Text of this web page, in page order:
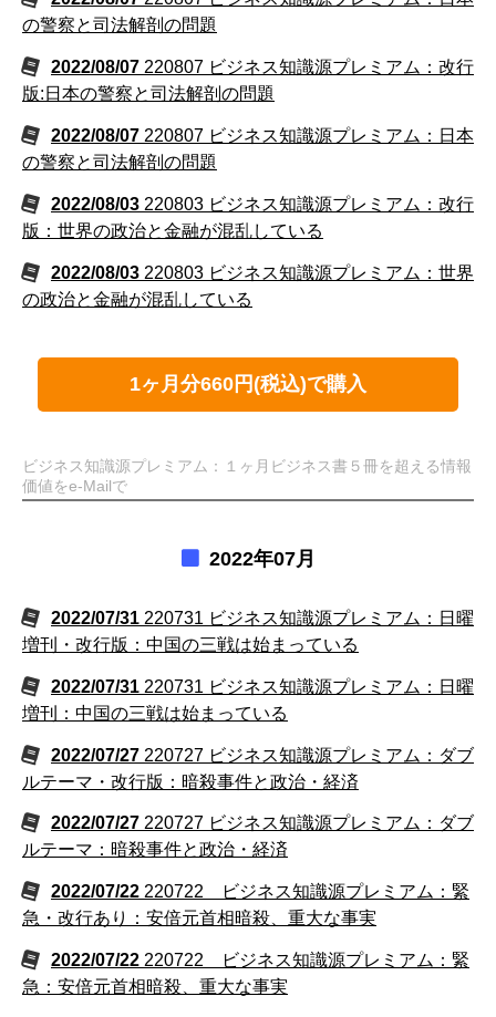
の警察と司法解剖の問題
2022/08/07 220807 ビジネス知識源プレミアム：改行
版:日本の警察と司法解剖の問題
2022/08/07 220807 ビジネス知識源プレミアム：日本
の警察と司法解剖の問題
2022/08/03 220803 ビジネス知識源プレミアム：改行
版：世界の政治と金融が混乱している
2022/08/03 220803 ビジネス知識源プレミアム：世界
の政治と金融が混乱している
1ヶ月分660円(税込)で購入
ビジネス知識源プレミアム：１ヶ月ビジネス書５冊を超える情報
価値をe-Mailで
2022年07月
2022/07/31 220731 ビジネス知識源プレミアム：日曜
増刊・改行版：中国の三戦は始まっている
2022/07/31 220731 ビジネス知識源プレミアム：日曜
増刊：中国の三戦は始まっている
2022/07/27 220727 ビジネス知識源プレミアム：ダブ
ルテーマ・改行版：暗殺事件と政治・経済
2022/07/27 220727 ビジネス知識源プレミアム：ダブ
ルテーマ：暗殺事件と政治・経済
2022/07/22 220722 ビジネス知識源プレミアム：緊
急・改行あり：安倍元首相暗殺、重大な事実
2022/07/22 220722 ビジネス知識源プレミアム：緊
急：安倍元首相暗殺、重大な事実